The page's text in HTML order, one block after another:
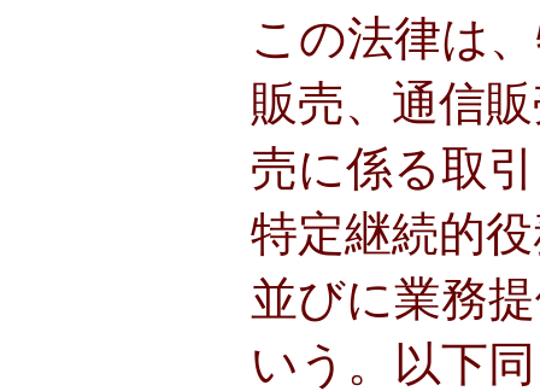
この法律は
販売、通信
売に係る取
特定継続的
並びに業務
いう。以下